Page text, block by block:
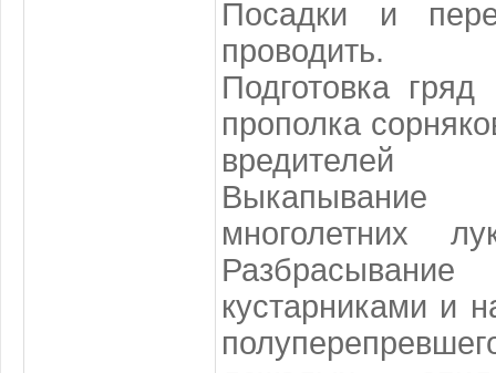
Посадки и
проводить.
Подготовка
прополка
многолетних
кустарниками и